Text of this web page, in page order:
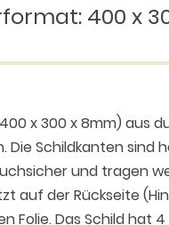
400 x
x 300 x 8mm) aus
Schildkanten sind
und tragen
auf der Rückseite
Das Schild hat